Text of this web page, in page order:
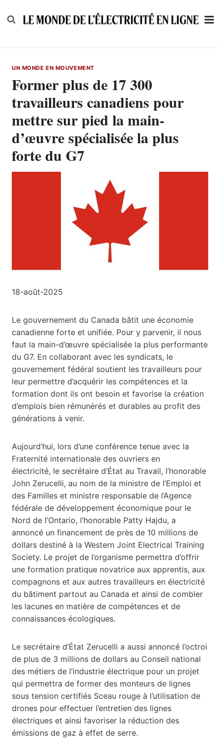
to
UN MONDE EN MOUVEMENT
Former plus de 17 300
travailleurs canadiens pour
mettre sur pied la main-
d’œuvre spécialisée la plus
forte du G7
18-août-2025
Le gouvernement du Canada bâtit une économie
canadienne forte et unifiée. Pour y parvenir, il nous
faut la main-d’œuvre spécialisée la plus performante
du G7. En collaborant avec les syndicats, le
gouvernement fédéral soutient les travailleurs pour
leur permettre d’acquérir les compétences et la
formation dont ils ont besoin et favorise la création
d’emplois bien rémunérés et durables au profit des
générations à venir.
Aujourd’hui, lors d’une conférence tenue avec la
Fraternité internationale des ouvriers en
électricité, le secrétaire d’État au Travail, l’honorable
John Zerucelli, au nom de la ministre de l’Emploi et
des Familles et ministre responsable de l’Agence
fédérale de développement économique pour le
Nord de l’Ontario, l’honorable Patty Hajdu, a
annoncé un financement de près de 10 millions de
dollars destiné à la Western Joint Electrical Training
Society. Le projet de l’organisme permettra d’offrir
une formation pratique novatrice aux apprentis, aux
compagnons et aux autres travailleurs en électricité
du bâtiment partout au Canada et ainsi de combler
les lacunes en matière de compétences et de
connaissances écologiques.
Le secrétaire d’État Zerucelli a aussi annoncé l’octroi
de plus de 3 millions de dollars au Conseil national
des métiers de l’industrie électrique pour un projet
qui permettra de former des monteurs de lignes
sous tension certifiés Sceau rouge à l’utilisation de
drones pour effectuer l’entretien des lignes
électriques et ainsi favoriser la réduction des
émissions de gaz à effet de serre.